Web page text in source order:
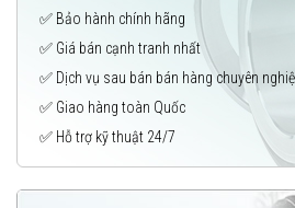
✅ Bảo hành chính hãng
✅ Giá bán cạnh tranh nhất
✅ Dịch vụ sau bán bán hàng chuyên
✅ Giao hàng toàn Quốc
✅ Hỗ trợ kỹ thuật 24/7